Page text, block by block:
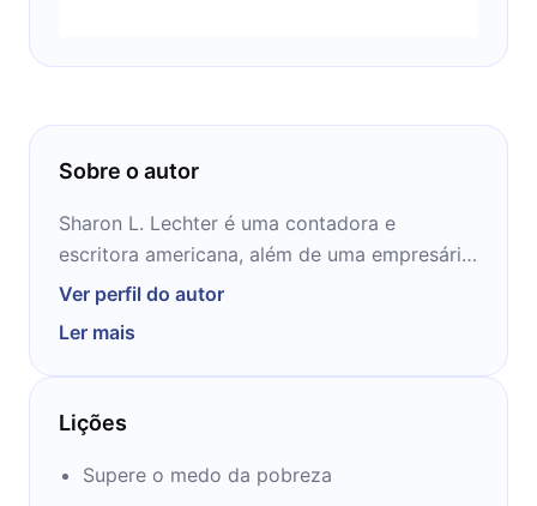
Sobre o autor
Sharon L. Lechter é uma contadora e
escritora americana, além de uma empresária
de muito sucesso. Sendo a coautora do best-
fundadora e CEO da Organização de
Educação Financeira "Pay Your Family First".
Conheça mais sobre o que essa autora tem a
te ensinar nos próximos 12 minutos.
Ver perfil do autor
Ler mais
Lições
Supere o medo da pobreza